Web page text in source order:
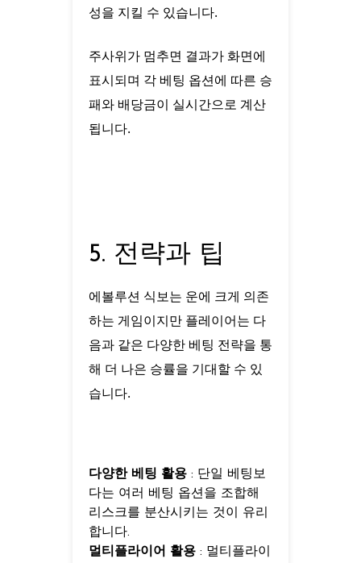
성을 지킬 수 있습니다.
주사위가 멈추면 결과가 화면에
표시되며 각 베팅 옵션에 따른 승
패와 배당금이 실시간으로 계산
됩니다.
5. 전략과 팁
에볼루션 식보는 운에 크게 의존
하는 게임이지만 플레이어는 다
음과 같은 다양한 베팅 전략을 통
해 더 나은 승률을 기대할 수 있
습니다.
다양한 베팅 활용 : 단일 베팅보
다는 여러 베팅 옵션을 조합해
리스크를 분산시키는 것이 유리
합니다.
멀티플라이어 활용 : 멀티플라이